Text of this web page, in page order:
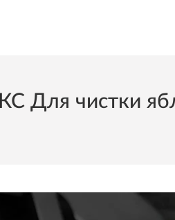
Для чистки